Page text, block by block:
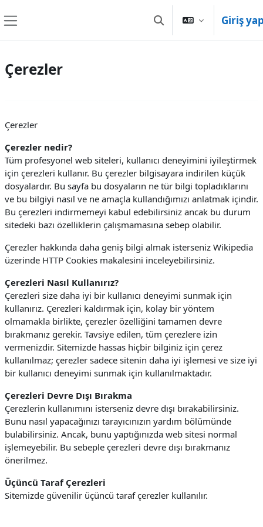
Arama girişini değiştir
Giriş
Çerezler
Çerezler
Çerezler nedir?
Tüm profesyonel web siteleri, kullanıcı deneyimini iyileştirmek
için çerezleri kullanır. Bu çerezler bilgisayara indirilen küçük
dosyalardır. Bu sayfa bu dosyaların ne tür bilgi topladıklarını
ve bu bilgiyi nasıl ve ne amaçla kullandığımızı anlatmak içindir.
Bu çerezleri indirmemeyi kabul edebilirsiniz ancak bu durum
sitedeki bazı özelliklerin çalışmamasına sebep olabilir.
Çerezler hakkında daha geniş bilgi almak isterseniz Wikipedia
üzerinde HTTP Cookies makalesini inceleyebilirsiniz.
Çerezleri Nasıl Kullanırız?
Çerezleri size daha iyi bir kullanıcı deneyimi sunmak için
kullanırız. Çerezleri kaldırmak için, kolay bir yöntem
olmamakla birlikte, çerezler özelliğini tamamen devre
bırakmanız gerekir. Tavsiye edilen, tüm çerezlere izin
vermenizdir. Sitemizde hassas hiçbir bilginiz için çerez
kullanılmaz; çerezler sadece sitenin daha iyi işlemesi ve size iyi
bir kullanıcı deneyimi sunmak için kullanılmaktadır.
Çerezleri Devre Dışı Bırakma
Çerezlerin kullanımını isterseniz devre dışı bırakabilirsiniz.
Bunu nasıl yapacağınızı tarayıcınızın yardım bölümünde
bulabilirsiniz. Ancak, bunu yaptığınızda web sitesi normal
işlemeyebilir. Bu sebeple çerezleri devre dışı bırakmanız
önerilmez.
Üçüncü Taraf Çerezleri
Sitemizde güvenilir üçüncü taraf çerezler kullanılır.